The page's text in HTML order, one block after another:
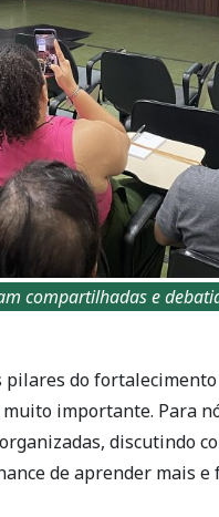
compartilhadas e
do
importante. Para
discutindo
de aprender mais e